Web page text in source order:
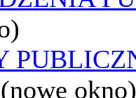
(nowe okno)